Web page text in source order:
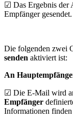
☑ Das Ergebnis der
Empfänger gesendet.
Die folgenden zwei
senden aktiviert ist:
An
☑ Die E-Mail wird
Empfänger
Informationen